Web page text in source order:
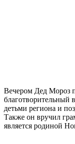
Вечером Дед Мороз
благотворительный
детьми региона и
Также он вручил
является родиной